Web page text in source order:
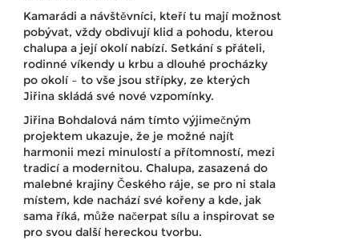
Kamarádi a návštěvníci, kteří tu mají možnost
pobývat, vždy obdivují klid a pohodu, kterou
chalupa a její okolí nabízí. Setkání s přáteli,
rodinné víkendy u krbu a dlouhé procházky
po okolí – to vše jsou střípky, ze kterých
Jiřina skládá své nové vzpomínky.
Jiřina Bohdalová nám tímto výjimečným
projektem ukazuje, že je možné najít
harmonii mezi minulostí a přítomností, mezi
tradicí a modernitou. Chalupa, zasazená do
malebné krajiny Českého ráje, se pro ni stala
místem, kde nachází své kořeny a kde, jak
sama říká, může načerpat sílu a inspirovat se
pro svou další hereckou tvorbu.